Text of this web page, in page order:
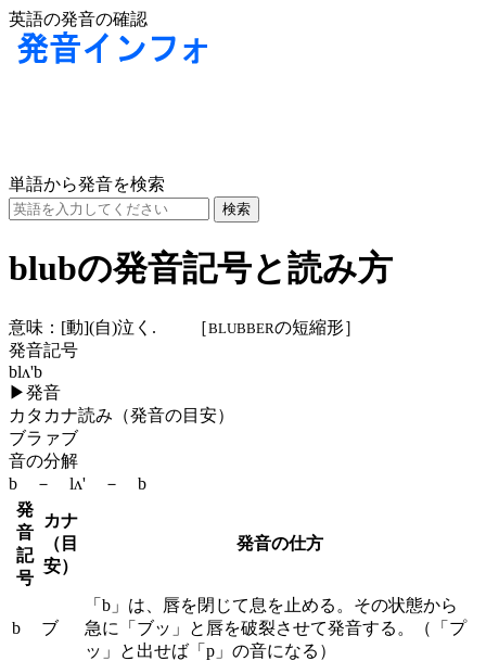
英語の発音の確認
単語から発音を検索
blubの発音記号と読み方
意味： [動](自)泣く. ［BLUBBERの短縮形］
発音記号
blʌ'b
▶発音
カタカナ読み（発音の目安）
ブラァブ
音の分解
b － lʌ' － b
発
音
記
号
カナ
（目
安）
発音の仕方
b ブ
「b」は、唇を閉じて息を止める。その状態から
急に「ブッ」と唇を破裂させて発音する。（「プ
ッ」と出せば「p」の音になる）